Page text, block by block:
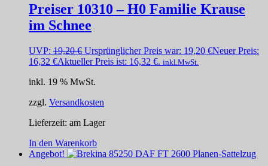
Preiser 10310 – H0 Familie Krause
im Schnee
UVP: 19,20€ Ursprünglicher Preis war: 19,20 €Neuer Preis:
16,32 €Aktueller Preis ist: 16,32 €. inkl.MwSt.
inkl. 19 % MwSt.
zzgl. Versandkosten
Lieferzeit: am Lager
In den Warenkorb
Angebot!